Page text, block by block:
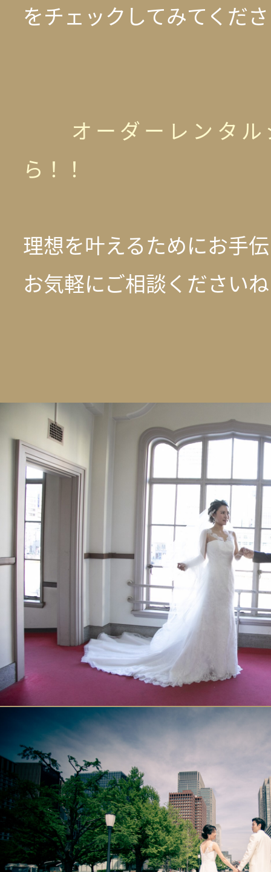
をチェックしてみてくだ
オーダーレンタ
ら！！
理想を叶えるためにお手
お気軽にご相談ください